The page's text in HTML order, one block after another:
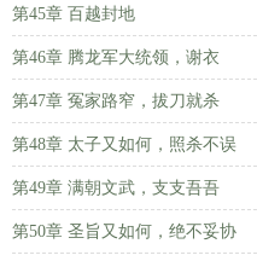
第45章 百越封地
第46章 腾龙军大统领，谢衣
第47章 冤家路窄，拔刀就杀
第48章 太子又如何，照杀不误
第49章 满朝文武，支支吾吾
第50章 圣旨又如何，绝不妥协